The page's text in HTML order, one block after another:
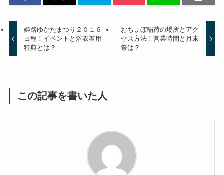
姫路ゆかたまつり２０１６
日程！イベントと浴衣着用
特典とは？
おちょぼ稲荷の場所とアク
セス方法！営業時間と月末
祭は？
この記事を書いた人